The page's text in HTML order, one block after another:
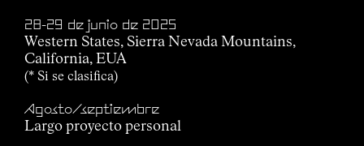
28-29 de junio de 2025
Western States, Sierra Nevada Mountains,
California, EUA
(* Si se clasifica)
Agosto/septiembre
Largo proyecto personal